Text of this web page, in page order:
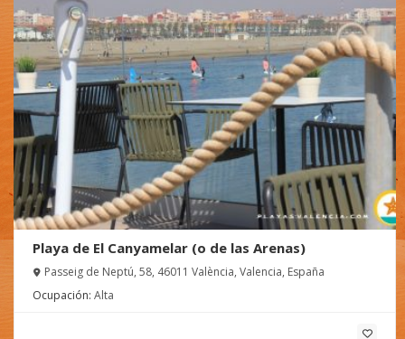
Playa de El Canyamelar (o de las Arenas)
Passeig de Neptú, 58, 46011 València, Valencia, España
Ocupación: Alta